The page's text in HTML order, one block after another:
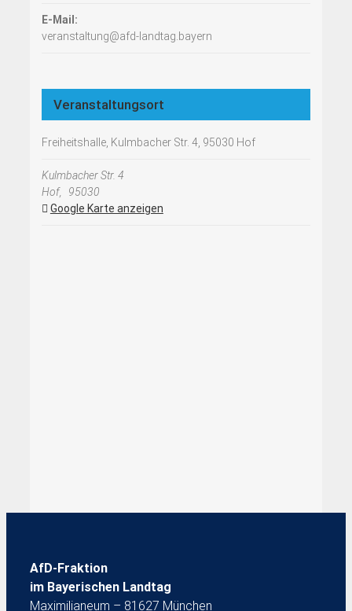
E-Mail:
veranstaltung@afd-landtag.bayern
Veranstaltungsort
Freiheitshalle, Kulmbacher Str. 4, 95030 Hof
Kulmbacher Str. 4
Hof,
95030
Google Karte anzeigen
AfD-Fraktion
im Bayerischen Landtag
Maximilianeum – 81627 München